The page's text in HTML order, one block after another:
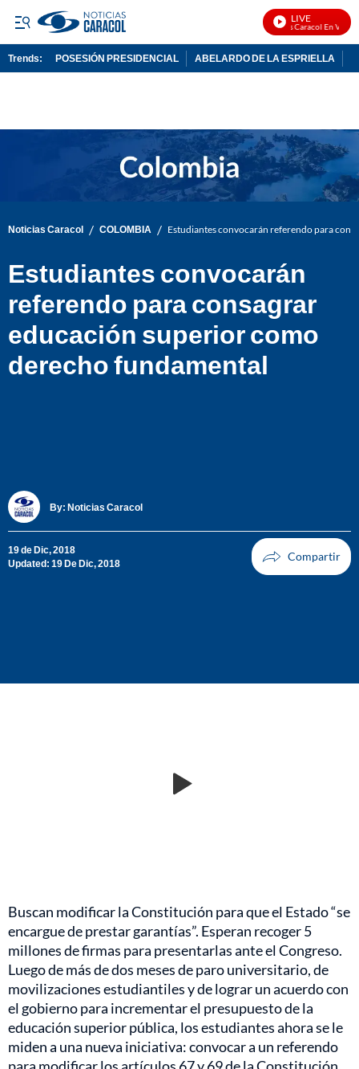
LIVE
Noticias Caracol En Vivo
Trends: POSESIÓN PRESIDENCIAL ABELARDO DE LA ESPRIELLA
Noticias Caracol / COLOMBIA / Estudiantes convocarán referendo para
Estudiantes convocarán
referendo para consagrar
educación superior como
derecho fundamental
By: Noticias Caracol
19 de Dic, 2018
Updated: 19 De Dic, 2018
Buscan modificar la Constitución para que el Estado “se
encargue de prestar garantías”. Esperan recoger 5
millones de firmas para presentarlas ante el Congreso.
Luego de más de dos meses de paro universitario, de
movilizaciones estudiantiles y de lograr un acuerdo con
el gobierno para incrementar el presupuesto de la
educación superior pública, los estudiantes ahora se le
miden a una nueva iniciativa: convocar a un referendo
para modificar los artículos 67 y 69 de la Constitución.